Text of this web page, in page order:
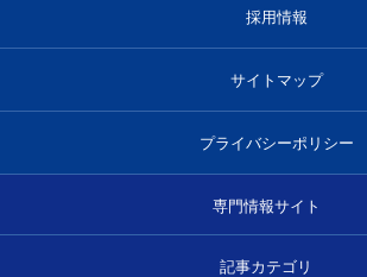
採用情報
サイトマップ
プライバシーポリシー
専門情報サイト
ハイパースペクトルカメラ事例集・
記事カテゴリ